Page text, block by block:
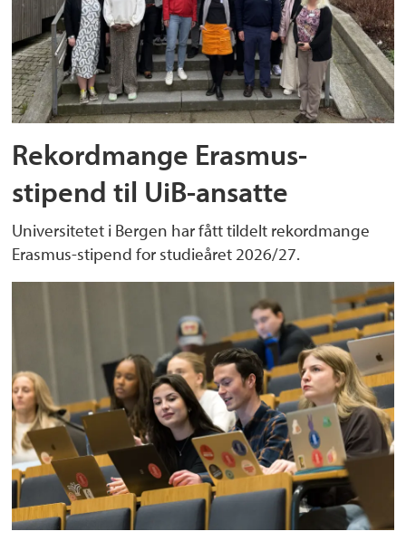
Rekordmange Erasmus-
stipend til UiB-ansatte
Universitetet i Bergen har fått tildelt rekordmange
Erasmus-stipend for studieåret 2026/27.